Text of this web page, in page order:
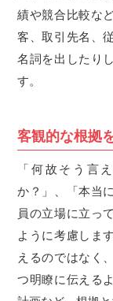
績や競合比較な
客、取引先名、
名詞を出したり
す。
客観的な根拠
「何故そう言
か？」、「本当
員の立場に立っ
ように考慮しま
えるのではなく
つ明瞭に伝える